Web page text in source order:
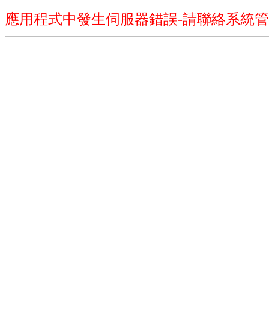
應用程式中發生伺服器錯誤-請聯絡系統